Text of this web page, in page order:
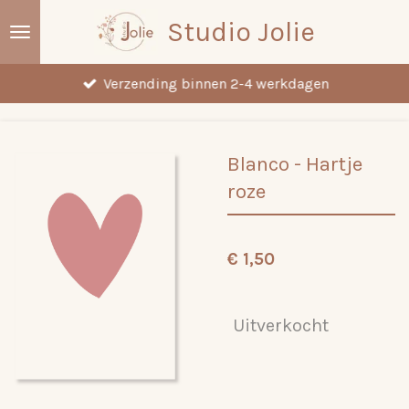
Studio Jolie
Verzending binnen 2-4 werkdagen
Blanco - Hartje
roze
€ 1,50
Uitverkocht